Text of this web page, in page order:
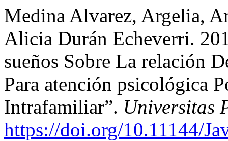
Medina Alvarez, Argelia,
Alicia Durán Echeverri.
sueños Sobre La relación
Para atención psicológica
Intrafamiliar”. Universitas
https://doi.org/10.11144/